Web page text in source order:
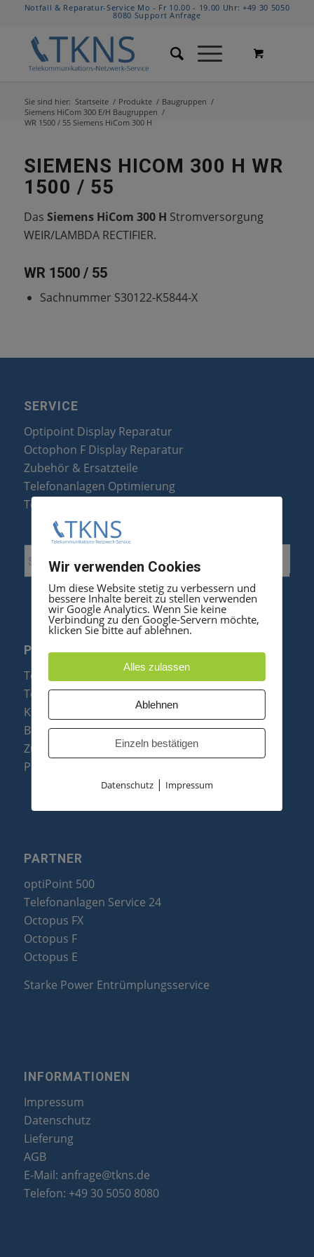
Notfall & Reparatur-Service Mo - Fr 10.00 - 19.00 Uhr:+49 30 5050
8080 Support Anfrage
Sie sind hier: Startseite / Produkte / Baugruppen /
Siemens HiCom 300 E/H Baugruppen /
WR 1500 / 55 Siemens HiCom 300 H
SIEMENS HICOM 300 H WR
1500 / 55
Das Siemens HiCom 300 H Stromversorgung
WEIR/LAMBDA RECTIFIER.
WR 1500 / 55
Sachnummer S30122-K5844-X
SERVICE
Optipoint Display Reparatur
Octophon F Display Reparatur
Zubehör & Ersatzteile
Telefonanlagen Optimierung
Telefonanlagen Erweiterung
PRODUKTE
Telefonanlagen
Telefone
Konftel Konferenztelefone
Baugruppen
Zubehör & Ersatzteile
Produktzusammenfassung
PARTNER
optiPoint 500
Telefonanlagen Service 24
Octopus FX
Octopus F
Octopus E
Starke Power Entrümplungsservice
INFORMATIONEN
Impressum
Datenschutz
Lieferung
AGB
E-Mail: anfrage@tkns.de
Telefon: +49 30 5050 8080
Wir verwenden Cookies
Um diese Website stetig zu verbessern und
bessere Inhalte bereit zu stellen verwenden
wir Google Analytics. Wenn Sie keine
Verbindung zu den Google-Servern möchte,
klicken Sie bitte auf ablehnen.
Alles zulassen
Ablehnen
Einzeln bestätigen
Datenschutz| Impressum